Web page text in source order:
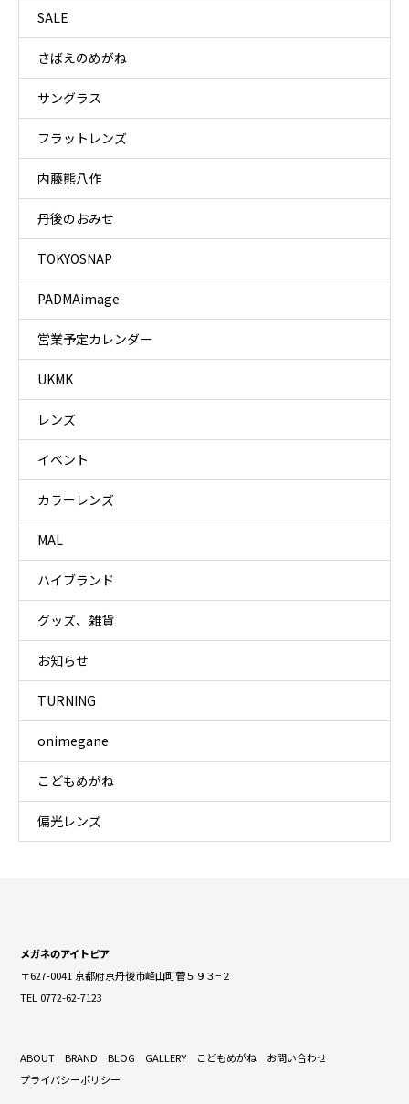
SALE
さばえのめがね
サングラス
フラットレンズ
内藤熊八作
丹後のおみせ
TOKYOSNAP
PADMAimage
営業予定カレンダー
UKMK
レンズ
イベント
カラーレンズ
MAL
ハイブランド
グッズ、雑貨
お知らせ
TURNING
onimegane
こどもめがね
偏光レンズ
メガネのアイトピア
〒627-0041 京都府京丹後市峰山町菅５９３−２
TEL 0772-62-7123
ABOUT BRAND BLOG GALLERY こどもめがね
お問い合わせ
プライバシーポリシー